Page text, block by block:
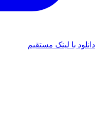
دانلود با لینک مستقیم